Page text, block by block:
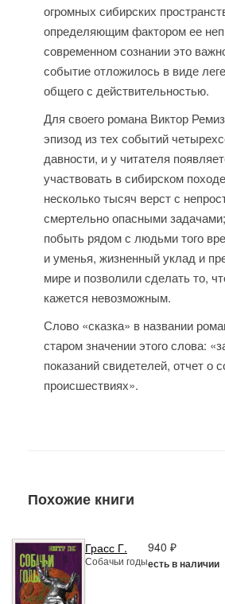
огромных сибирских
определяющим фактором ее
современном сознании это
событие отложилось в виде
общего с действительностью.
Для своего романа Виктор
эпизод из тех событий
давности, и у читателя
участвовать в сибирском
несколько тысяч верст с
смертельно опасными
побыть рядом с людьми того
и уменья, жизненный уклад и
мире и позволили сделать то,
кажется невозможным.
Слово «сказка» в названии
старом значении этого слова:
показаний свидетелей, отчет о
происшествиях».
Похожие книги
Грасс Г.
Собачьи годы
940 ₽
есть в наличии